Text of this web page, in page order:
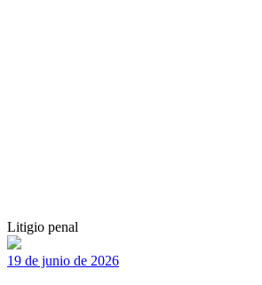
Litigio penal
19 de junio de 2026